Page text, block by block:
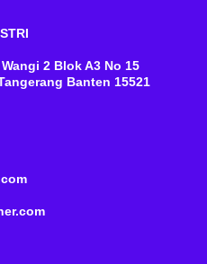
2 Blok A3 No 15
Banten 15521